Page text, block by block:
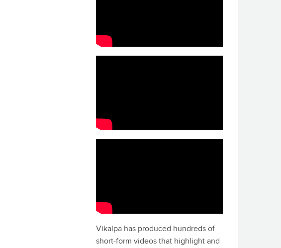
Vikalpa has produced hundreds of
short-form videos that highlight and